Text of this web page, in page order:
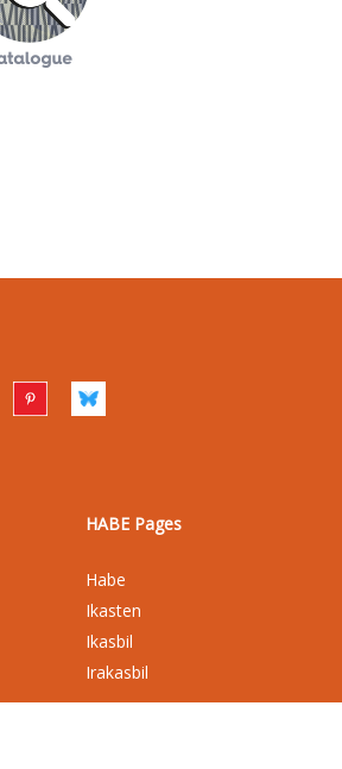
HABE Pages
Habe
Ikasten
Ikasbil
Irakasbil